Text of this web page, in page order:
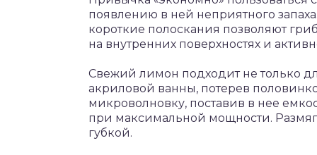
появлению в ней неприятного
короткие полоскания позволяют
на внутренних поверхностях и
Свежий лимон подходит не только
акриловой ванны, потерев
микроволновку, поставив в нее
при максимальной мощности.
губкой.